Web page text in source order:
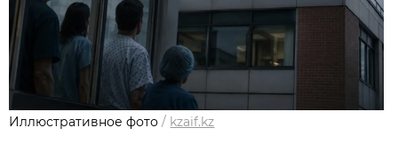
Иллюстративное фото / kzaif.kz